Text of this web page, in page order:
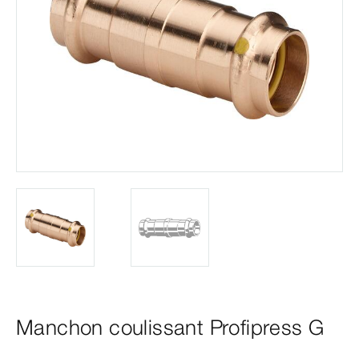
Manchon coulissant Profipress G